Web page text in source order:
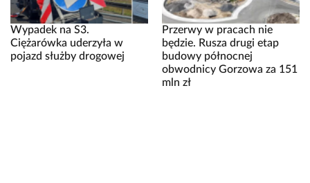
Wypadek na S3.
Ciężarówka uderzyła w
pojazd służby drogowej
Przerwy w pracach nie
będzie. Rusza drugi etap
budowy północnej
obwodnicy Gorzowa za 151
mln zł